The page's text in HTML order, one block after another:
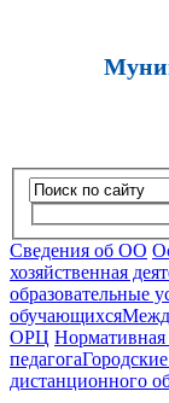
Сведения об ОО
хозяйственная
образовательные
обучающихся
ОРЦ Нормативная
педагога
дистанционного